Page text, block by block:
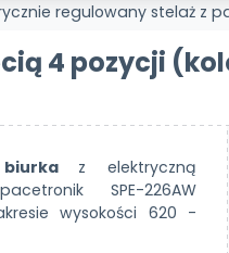
regulowany stelaż z
4 pozycji
z elektryczną
SPE-226AW
wysokości 620 -